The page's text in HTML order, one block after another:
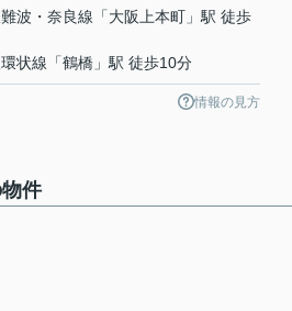
波・奈良線 「大阪上本町 」駅 徒歩
状線 「鶴橋 」駅 徒歩10分
情報の見方
件